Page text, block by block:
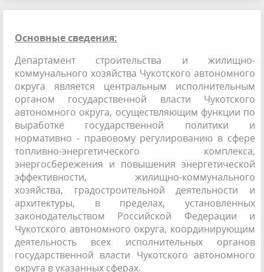
Основные сведения:
Департамент строительства и жилищно-
коммунального хозяйства Чукотского автономного
округа является центральным исполнительным
органом государственной власти Чукотского
автономного округа, осуществляющим функции по
выработке государственной политики и
нормативно - правовому регулированию в сфере
топливно-энергетического комплекса,
энергосбережения и повышения энергетической
эффективности, жилищно-коммунального
хозяйства, градостроительной деятельности и
архитектуры, в пределах, установленных
законодательством Российской Федерации и
Чукотского автономного округа, координирующим
деятельность всех исполнительных органов
государственной власти Чукотского автономного
округа в указанных сферах.